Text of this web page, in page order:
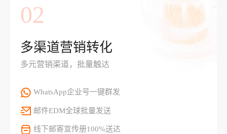
02
多渠道营销转化
多元营销渠道，批量触达
WhatsApp企业号一键群发
邮件EDM全球批量发送
线下邮寄宣传册100%送达